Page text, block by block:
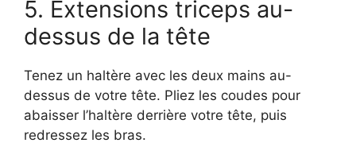
5. Extensions triceps au-
dessus de la tête
Tenez un haltère avec les deux mains au-
dessus de votre tête. Pliez les coudes pour
abaisser l’haltère derrière votre tête, puis
redressez les bras.